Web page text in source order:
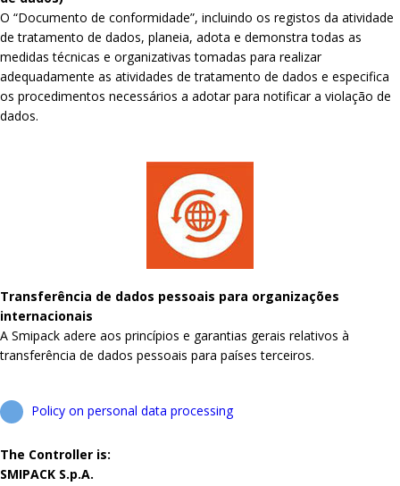
O “Documento de conformidade”, incluindo os registos da atividade
de tratamento de dados, planeia, adota e demonstra todas as
medidas técnicas e organizativas tomadas para realizar
adequadamente as atividades de tratamento de dados e especifica
os procedimentos necessários a adotar para notificar a violação de
dados.
Transferência de dados pessoais para organizações
internacionais
A Smipack adere aos princípios e garantias gerais relativos à
transferência de dados pessoais para países terceiros.
Policy on personal data processing
The Controller is:
SMIPACK S.p.A.